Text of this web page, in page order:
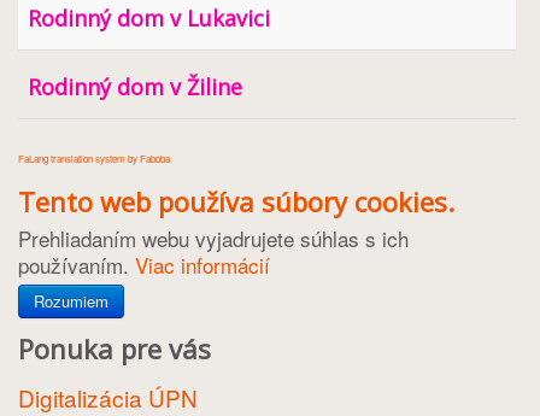
Rodinný dom v Lukavici
Rodinný dom v Žiline
FaLang translation system by Faboba
Tento web používa súbory cookies.
Prehliadaním webu vyjadrujete súhlas s ich
používaním. Viac informácií
Rozumiem
Ponuka pre vás
Digitalizácia ÚPN